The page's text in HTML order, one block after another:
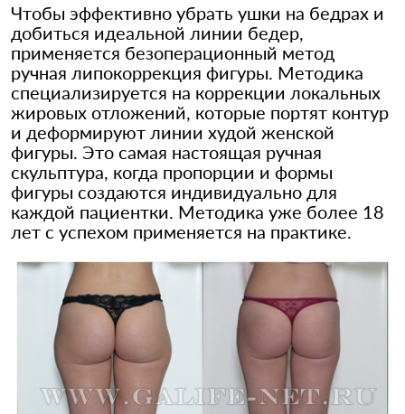
Чтобы эффективно убрать ушки на бедрах и
добиться идеальной линии бедер,
применяется безоперационный метод
ручная липокоррекция фигуры. Методика
специализируется на коррекции локальных
жировых отложений, которые портят контур
и деформируют линии худой женской
фигуры. Это самая настоящая ручная
скульптура, когда пропорции и формы
фигуры создаются индивидуально для
каждой пациентки. Методика уже более 18
лет с успехом применяется на практике.